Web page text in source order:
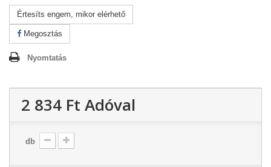
Értesíts engem, mikor elérhető
Megosztás
Nyomtatás
2 834 Ft‎ Adóval
db